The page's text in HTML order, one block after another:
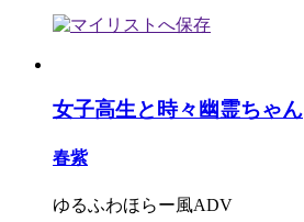
女子高生と時々幽霊ちゃん
春紫
ゆるふわほらー風ADV